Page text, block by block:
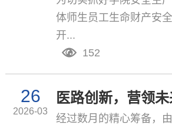
体师生员工生命财产安
开...
152
26
2026-03
医路创新，营领
经过数月的精心筹备，